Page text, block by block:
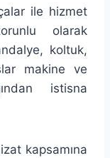
ile hizmet
olarak
koltuk,
makine ve
istisna
kapsamına